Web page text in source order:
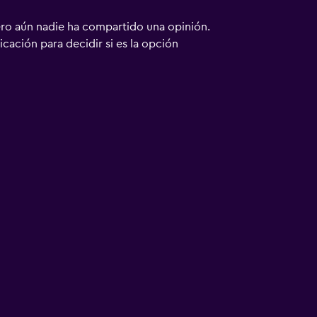
aún nadie ha compartido una opinión.
para decidir si es la opción